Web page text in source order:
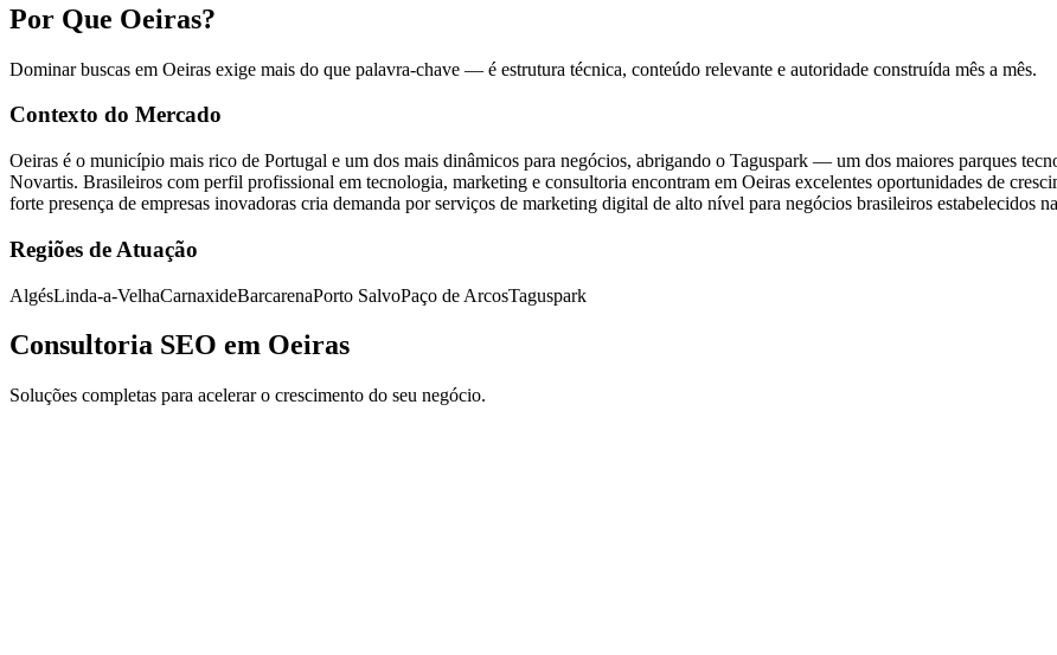
Por Que Oeiras?
Dominar buscas em Oeiras exige mais do que palavra-chave — é estrutura técnica, conteúdo relevante e autoridade construída mês a mês.
Contexto do Mercado
Oeiras é o município mais rico de Portugal e um dos mais dinâmicos para negócios, abrigando o Taguspark — um dos maiores parques
Novartis. Brasileiros com perfil profissional em tecnologia, marketing e consultoria encontram em Oeiras excelentes oportunidades de
forte presença de empresas inovadoras cria demanda por serviços de marketing digital de alto nível para negócios brasileiros estabelecidos
Regiões de Atuação
AlgésLinda-a-VelhaCarnaxideBarcarenaPorto SalvoPaço de ArcosTaguspark
Consultoria SEO em Oeiras
Soluções completas para acelerar o crescimento do seu negócio.